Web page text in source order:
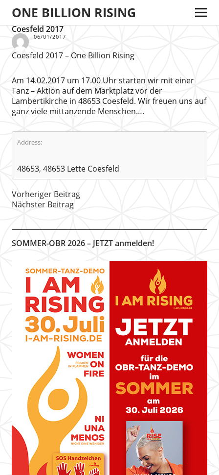
ONE BILLION RISING
Coesfeld 2017
06/01/2017
Coesfeld 2017 – One Billion Rising
Am 14.02.2017 um 17.00 Uhr starten wir mit einer
Tanz – Aktion auf dem Marktplatz vor der
Lambertikirche in 48653 Coesfeld. Wir freuen uns auf
ganz viele mittanzende Menschen….
Address:
48653, 48653 Lette Coesfeld
Vorheriger Beitrag
Nächster Beitrag
SOMMER-OBR 2026 – JETZT anmelden!